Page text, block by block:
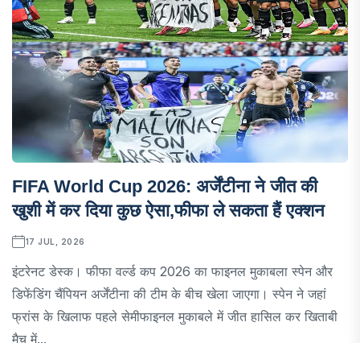
FIFA World Cup 2026: अर्जेंटीना ने जीत की
खुशी में कर दिया कुछ ऐसा,फीफा ले सकता हैं एक्शन
17 JUL, 2026
इंटरेनट डेस्क। फीफा वर्ल्ड कप 2026 का फाइनल मुकाबला स्पेन और
डिफेंडिंग चैंपियन अर्जेंटीना की टीम के बीच खेला जाएगा। स्पेन ने जहां
फ्रांस के खिलाफ पहले सेमीफाइनल मुकाबले में जीत हासिल कर खिताबी
मैच में...